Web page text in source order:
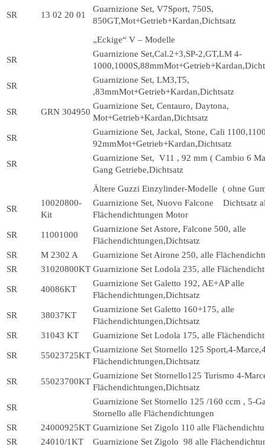
SR 13 02 20 01
Guarnizione Set, V7Sport, 750S,
850GT,Mot+Getrieb+Kardan,Dichtsatz
„Eckige“ V – Modelle
SR
Guarnizione Set,Cal.2+3,SP-2,GT,LM 4-
SR
Guarnizione Set, LM3,T5,
,83mmMot+Getrieb+Kardan,Dichtsatz
SR GRN 304950
Guarnizione Set, Centauro, Daytona,
Mot+Getrieb+Kardan,Dichtsatz
SR
Guarnizione Set, Jackal, Stone, Cali
92mmMot+Getrieb+Kardan,Dichtsatz
SR
Guarnizione Set, V11 , 92 mm ( Cambio 6
Gang Getriebe,Dichtsatz
Ältere Guzzi Einzylinder-Modelle ( ohne
SR
10020800-
Kit
Guarnizione Set, Nuovo Falcone Dichtsatz
Flächendichtungen Motor
SR 11001000
Guarnizione Set Astore, Falcone 500, alle
Flächendichtungen,Dichtsatz
SR
M 2302 A
Guarnizione Set Airone 250, alle
SR
31020800KT Guarnizione Set Lodola 235, alle
SR 40086KT
Guarnizione Set Galetto 192, AE+AP alle
Flächendichtungen,Dichtsatz
SR 38037KT
Guarnizione Set Galetto 160+175, alle
Flächendichtungen,Dichtsatz
SR
31043 KT Guarnizione Set Lodola 175, alle
SR 55023725KT
Guarnizione Set Stornello 125 Sport,4-
Flächendichtungen,Dichtsatz
SR 55023700KT
Guarnizione Set Stornello125 Turismo 4-
Flächendichtungen,Dichtsatz
SR
Guarnizione Set Stornello 125 /160 ccm , 5-
Stornello alle Flächendichtungen
SR
24000925KT Guarnizione Set Zigolo 110 alle
SR
24010/1KT Guarnizione Set Zigolo 98 alle